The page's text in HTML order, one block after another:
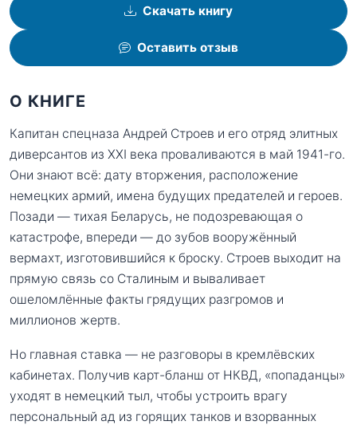
Скачать книгу
Оставить отзыв
О КНИГЕ
Капитан спецназа Андрей Строев и его отряд элитных
диверсантов из XXI века проваливаются в май 1941-го.
Они знают всё: дату вторжения, расположение
немецких армий, имена будущих предателей и героев.
Позади — тихая Беларусь, не подозревающая о
катастрофе, впереди — до зубов вооружённый
вермахт, изготовившийся к броску. Строев выходит на
прямую связь со Сталиным и вываливает
ошеломлённые факты грядущих разгромов и
миллионов жертв.
Но главная ставка — не разговоры в кремлёвских
кабинетах. Получив карт-бланш от НКВД, «попаданцы»
уходят в немецкий тыл, чтобы устроить врагу
персональный ад из горящих танков и взорванных